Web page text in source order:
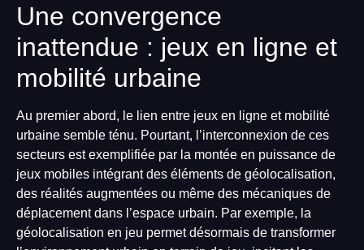
Une convergence
inattendue : jeux en ligne et
mobilité urbaine
Au premier abord, le lien entre jeux en ligne et mobilité
urbaine semble ténu. Pourtant, l’interconnexion de ces
secteurs est exemplifiée par la montée en puissance de
jeux mobiles intégrant des éléments de géolocalisation,
des réalités augmentées ou même des mécaniques de
déplacement dans l’espace urbain. Par exemple, la
géolocalisation en jeu permet désormais de transformer